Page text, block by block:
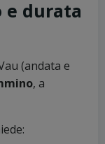
e durata
(andata e
, a